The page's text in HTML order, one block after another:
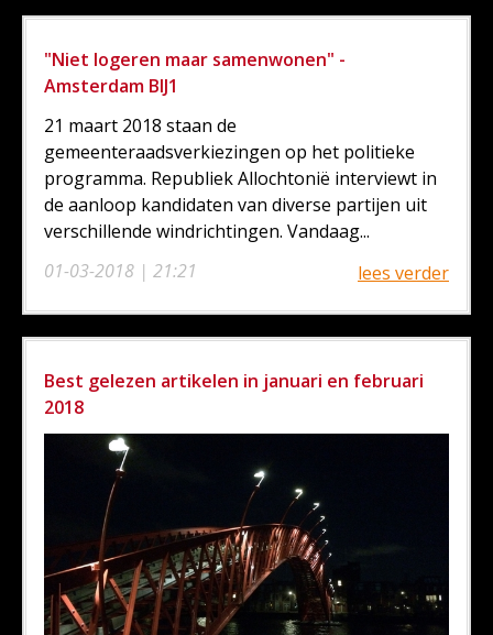
"Niet logeren maar samenwonen" -
Amsterdam BIJ1
01-03-2018 | 21:21
21 maart 2018 staan de
gemeenteraadsverkiezingen op het politieke
programma. Republiek Allochtonië interviewt in
de aanloop kandidaten van diverse partijen uit
verschillende windrichtingen. Vandaag...
lees verder
Best gelezen artikelen in januari en februari
2018